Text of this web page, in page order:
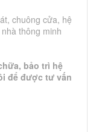
chuông cửa, hệ
thông minh
bảo trì hệ
để được tư vấn